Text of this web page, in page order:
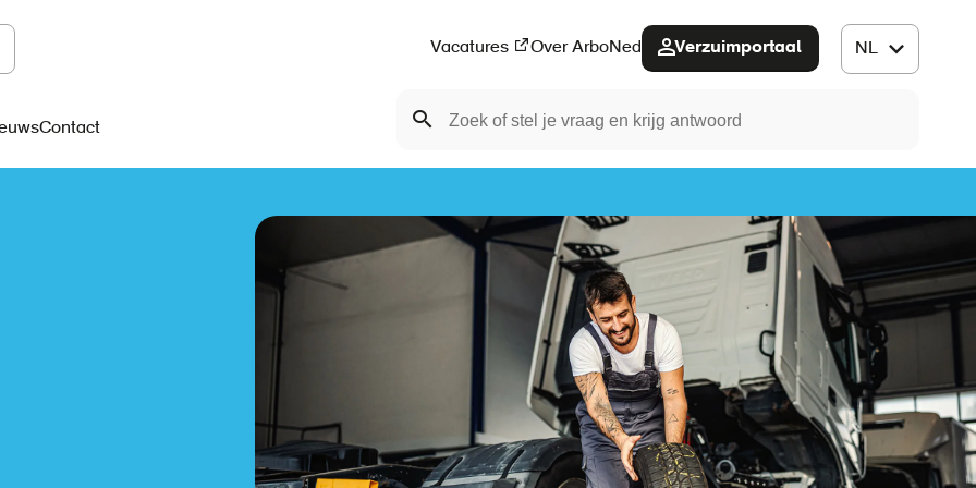
Contact
navigation
Vacatures Over ArboNed Verzuimportaal
Zoeken